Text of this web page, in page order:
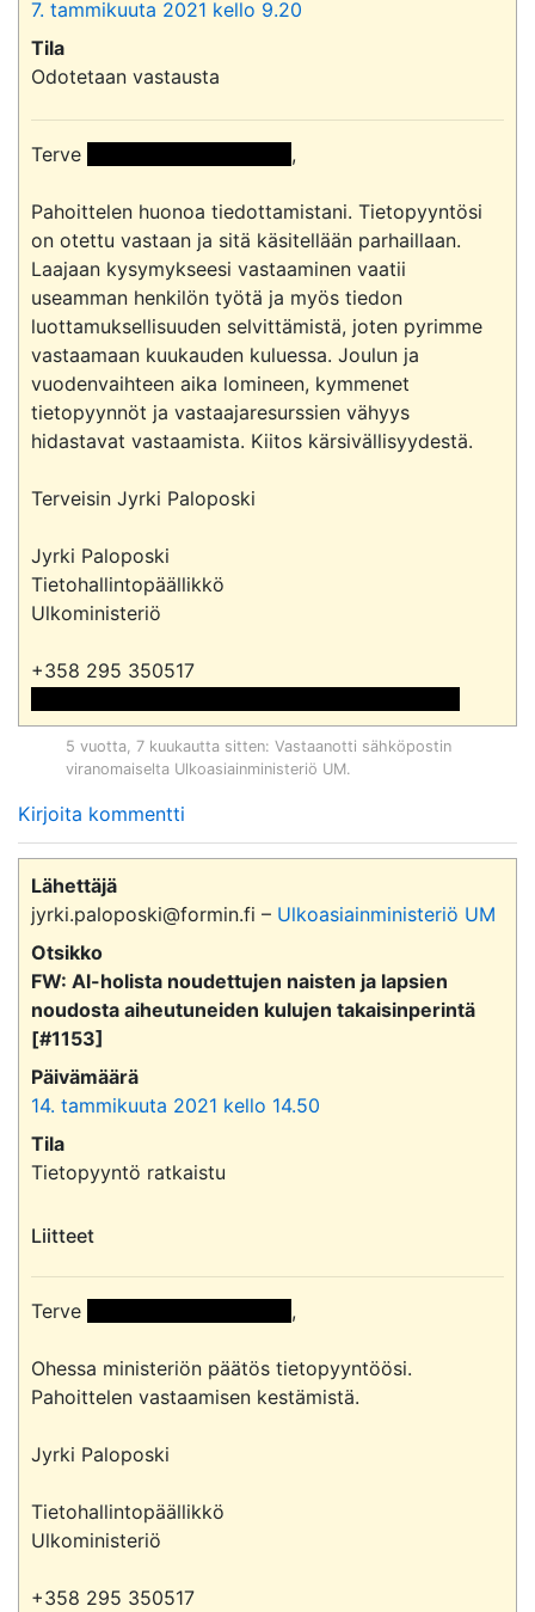
7. tammikuuta 2021 kello 9.20
Tila
Odotetaan vastausta
Terve ,
Pahoittelen huonoa tiedottamistani. Tietopyyntösi
on otettu vastaan ja sitä käsitellään parhaillaan.
Laajaan kysymykseesi vastaaminen vaatii
useamman henkilön työtä ja myös tiedon
luottamuksellisuuden selvittämistä, joten pyrimme
vastaamaan kuukauden kuluessa. Joulun ja
vuodenvaihteen aika lomineen, kymmenet
tietopyynnöt ja vastaajaresurssien vähyys
hidastavat vastaamista. Kiitos kärsivällisyydestä.
Terveisin Jyrki Paloposki
Jyrki Paloposki
Tietohallintopäällikkö
Ulkoministeriö
5 vuotta, 7 kuukautta sitten: Vastaanotti sähköpostin
viranomaiselta Ulkoasiainministeriö UM.
Kirjoita kommentti
Lähettäjä
jyrki.paloposki@formin.fi – Ulkoasiainministeriö UM
Otsikko
FW: Al-holista noudettujen naisten ja lapsien
noudosta aiheutuneiden kulujen takaisinperintä
[#1153]
Päivämäärä
14. tammikuuta 2021 kello 14.50
Tila
Tietopyyntö ratkaistu
Liitteet
Terve ,
Ohessa ministeriön päätös tietopyyntöösi.
Pahoittelen vastaamisen kestämistä.
Jyrki Paloposki
Tietohallintopäällikkö
Ulkoministeriö